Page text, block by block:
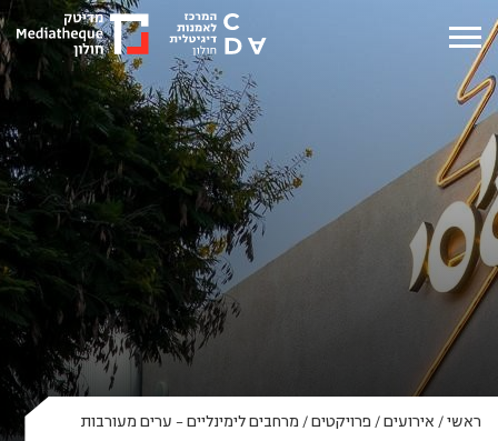
ראשי / אירועים / פרויקטים / מרחבים לימינליים – ערים מעורבות